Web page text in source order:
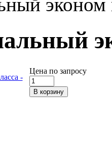
Цена по запросу